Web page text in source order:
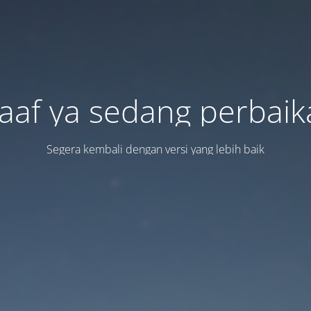
ya sedang
Segera kembali dengan versi yang lebih baik